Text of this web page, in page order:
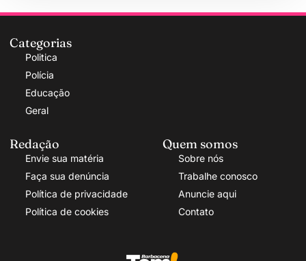
Categorias
Politica
Polícia
Educação
Geral
Redação
Envie sua matéria
Faça sua denúncia
Política de privacidade
Política de cookies
Quem somos
Sobre nós
Trabalhe conosco
Anuncie aqui
Contato